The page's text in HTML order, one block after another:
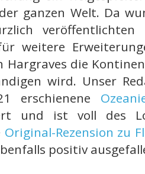
ganzen Welt. Da
veröffentlichten
weitere
Hargraves die
wird. Unser
erschienene
und ist voll des
Original-Rezension zu
positiv